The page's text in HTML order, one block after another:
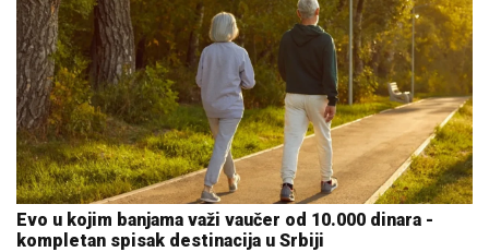
Evo u kojim banjama važi vaučer od 10.000 dinara -
kompletan spisak destinacija u Srbiji